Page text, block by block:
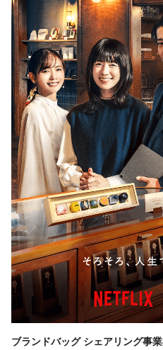
ブランドバッグ シェアリング事